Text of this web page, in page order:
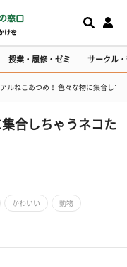
授業・履修・ゼミ サークル
アルねこあつめ！ 色々な物に集合しち
合しちゃうネコた
かわいい 動物